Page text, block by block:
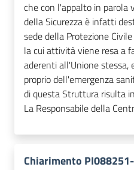
che con l'appalto in parola
della Sicurezza è infatti
sede della Protezione
la cui attività viene resa a
aderenti all'Unione stessa,
proprio dell'emergenza
di questa Struttura risulta
La Responsabile della
Chiarimento